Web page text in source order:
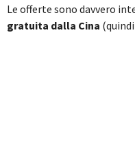
Le offerte sono davvero
gratuita dalla Cina